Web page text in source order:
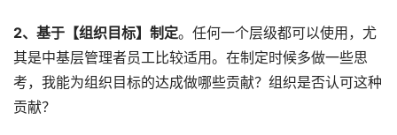
2、基于【组织目标】制定。任何一个层级都可以使用，尤
其是中基层管理者员工比较适用。在制定时候多做一些思
考，我能为组织目标的达成做哪些贡献？组织是否认可这种
贡献？